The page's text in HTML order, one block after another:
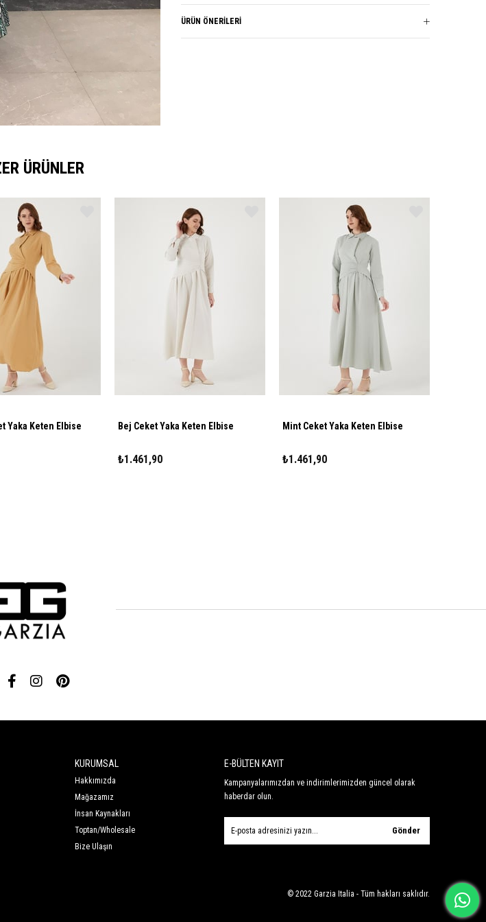
ÜRÜN ÖNERILERI
ÜRÜNLER
Yaka Keten Elbise Bej Ceket Yaka Keten Elbise
₺1.461,90
Mint Ceket Yaka Keten Elbise
₺1.461,90
KURUMSAL
Hakkımızda
Mağazamız
İnsan Kaynakları
Toptan/Wholesale
Bize Ulaşın
E-BÜLTEN KAYIT
Kampanyalarımızdan ve indirimlerimizden güncel olarak
haberdar olun.
Gönder
© 2022 Garzia Italia - Tüm hakları saklıdır.